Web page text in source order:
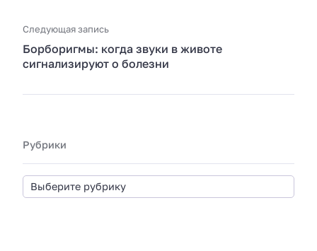
Следующая запись
Борборигмы: когда звуки в животе
сигнализируют о болезни
Рубрики